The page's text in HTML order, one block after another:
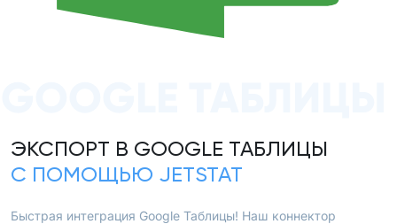
ЭКСПОРТ В GOOGLE ТАБЛИЦЫ
С ПОМОЩЬЮ JETSTAT
Быстрая интеграция Google Таблицы! Наш коннектор